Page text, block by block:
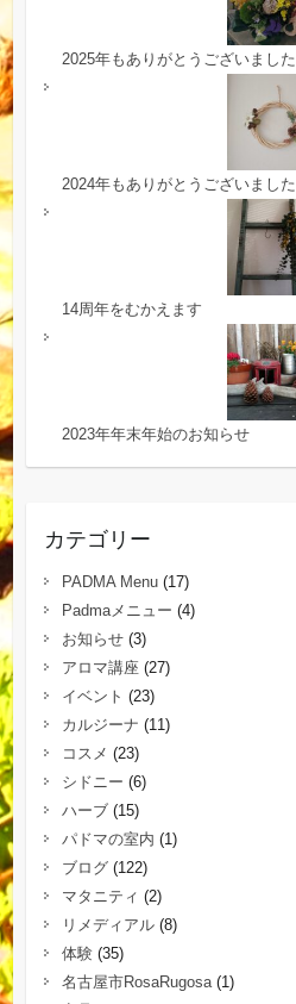
2025年もありがとうございました
2024年もありがとうございました
14周年をむかえます
2023年年末年始のお知らせ
カテゴリー
PADMA Menu(17)
Padmaメニュー (4)
お知らせ(3)
アロマ講座(27)
イベント (23)
カルジーナ (11)
コスメ (23)
シドニー (6)
ハーブ(15)
パドマの室内 (1)
ブログ(122)
マタニティ (2)
リメディアル(8)
体験(35)
名古屋市RosaRugosa(1)